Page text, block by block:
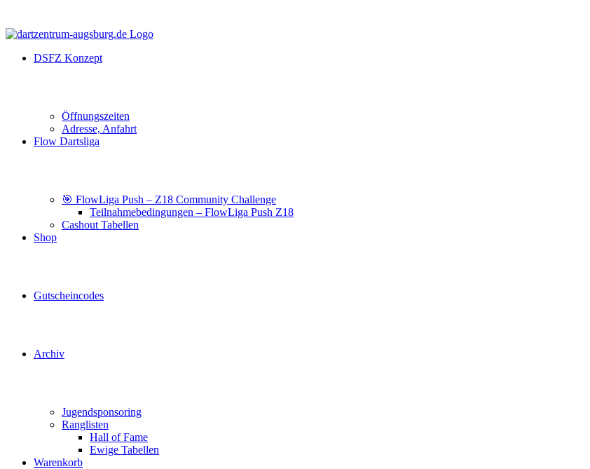
DSFZ Konzept
Öffnungszeiten
Adresse, Anfahrt
Flow Dartsliga
🎯 FlowLiga Push – Z18 Community Challenge
Teilnahmebedingungen – FlowLiga Push Z18
Cashout Tabellen
Shop
Gutscheincodes
Archiv
Jugendsponsoring
Ranglisten
Hall of Fame
Ewige Tabellen
Warenkorb